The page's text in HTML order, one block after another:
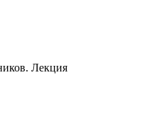
Лекция